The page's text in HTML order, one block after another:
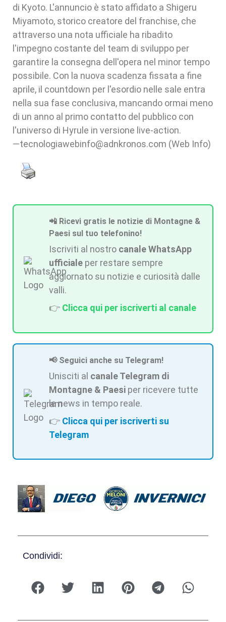
di Kyoto. L'annuncio è stato affidato a Shigeru
Miyamoto, storico creatore del franchise, che
attraverso una nota ufficiale ha ribadito
l'impegno costante del team di sviluppo per
garantire la consegna dell'opera nel minor tempo
possibile. Con la nuova scadenza fissata a fine
aprile, il countdown per l'esordio nelle sale entra
nella sua fase conclusiva, mancando ormai meno
di un anno al primo contatto del pubblico con
l'universo di Hyrule in versione live-action.
—tecnologiawebinfo@adnkronos.com (Web Info)
📲 Ricevi gratis le notizie di Montagne &
Paesi sul tuo telefonino!
Iscriviti al nostro canale WhatsApp
ufficiale per restare sempre
aggiornato su notizie e curiosità dalle
valli.
👉 Clicca qui per iscriverti al canale
📢 Seguici anche su Telegram!
Unisciti al canale Telegram di
Montagne & Paesi per ricevere tutte
le news in tempo reale.
👉 Clicca qui per iscriverti su
Telegram
Condividi: